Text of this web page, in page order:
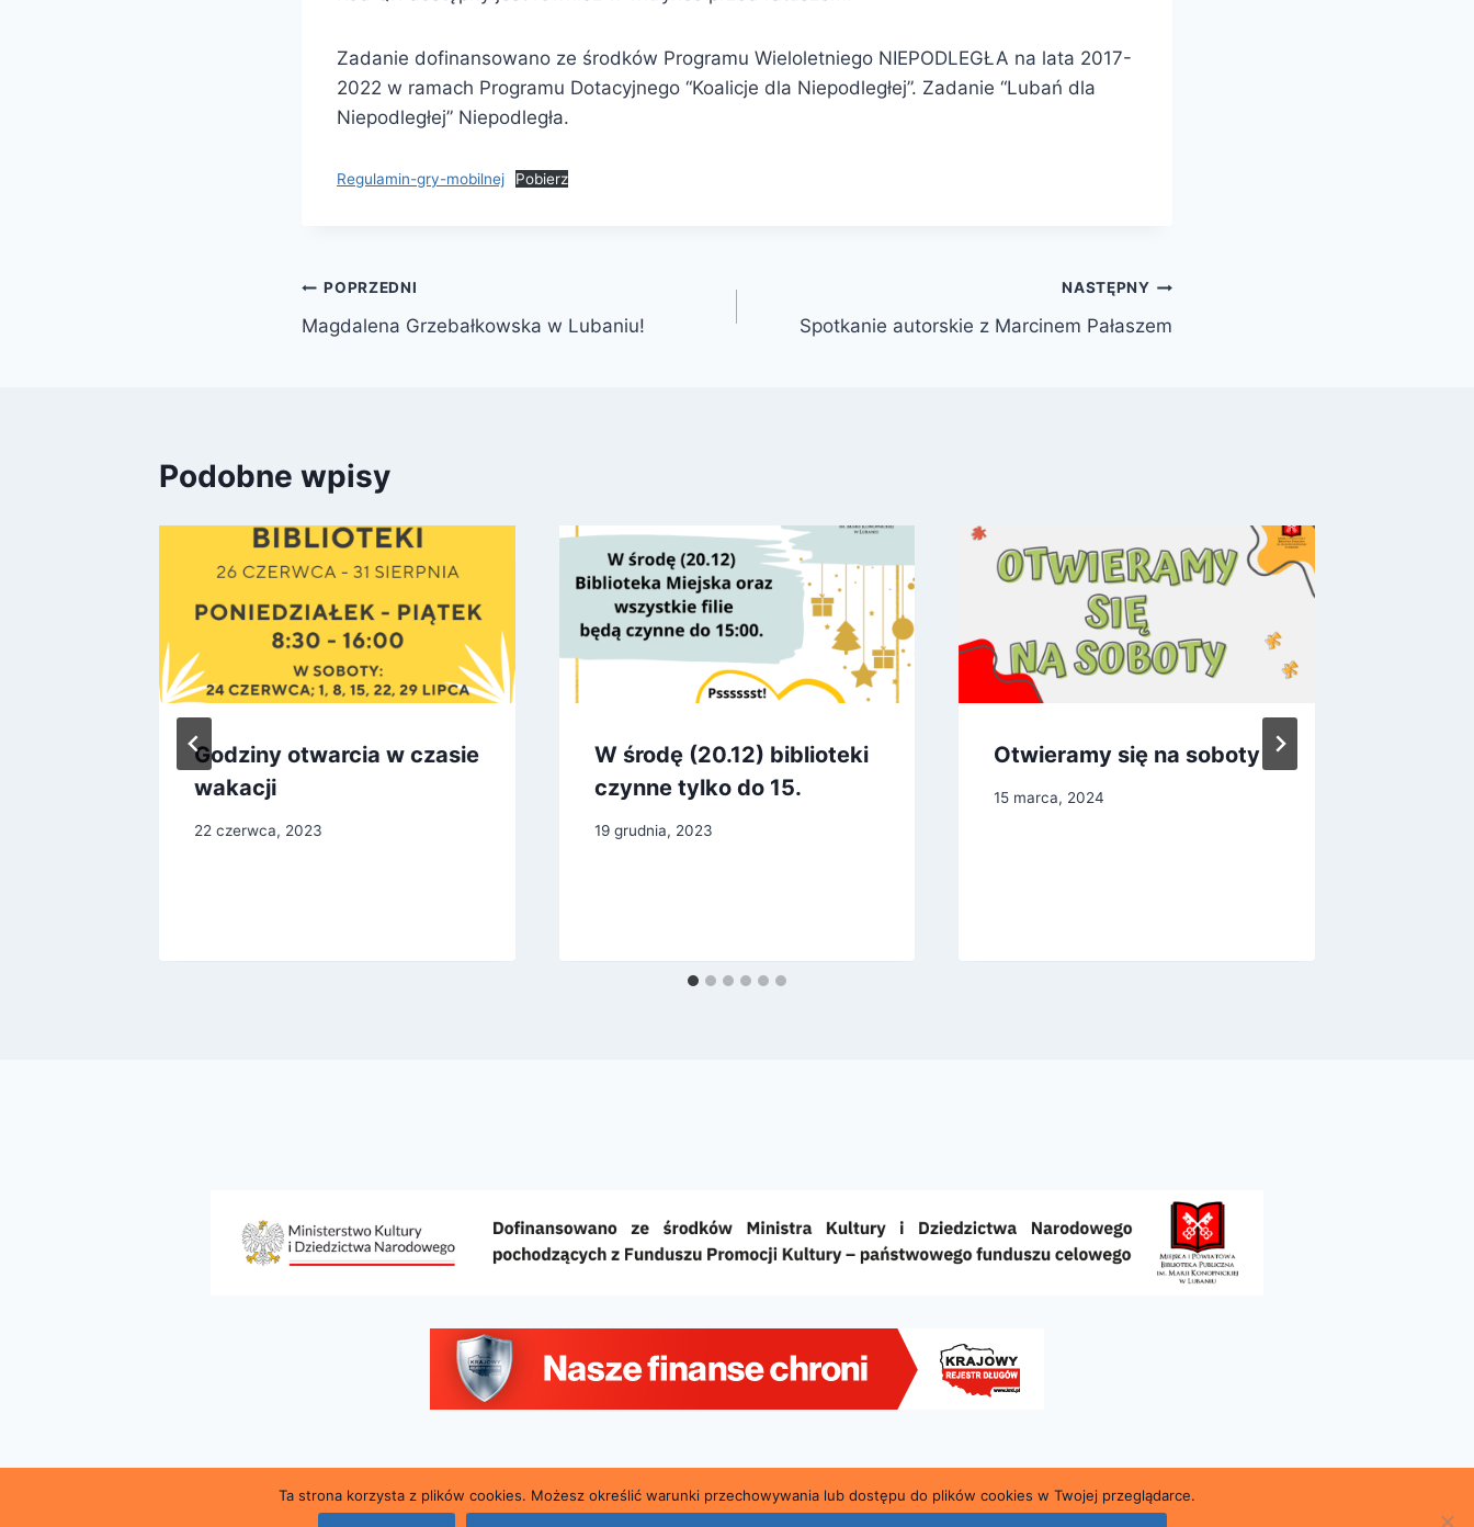
Zadanie dofinansowano ze środków Programu Wieloletniego NIEPODLEGŁA na lata 2017-
2022 w ramach Programu Dotacyjnego “Koalicje dla Niepodległej”. Zadanie “Lubań dla
Niepodległej” Niepodległa.
Regulamin-gry-mobilnej Pobierz
Nawigacja
wpisu
POPRZEDNI
Magdalena Grzebałkowska w Lubaniu!
NASTĘPNY
Spotkanie autorskie z Marcinem Pałaszem
Podobne wpisy
Godziny otwarcia w czasie
wakacji
22 czerwca, 2023
W środę (20.12) biblioteki
czynne tylko do 15.
19 grudnia, 2023
Otwieramy się na soboty
15 marca, 2024
© 2026 Miejska i Powiatowa Biblioteka Publiczna im. Marii Konopnickiej w Lubaniu
Ta strona korzysta z plików cookies. Możesz określić warunki przechowywania lub dostępu do plików cookies w Twojej przeglądarce.